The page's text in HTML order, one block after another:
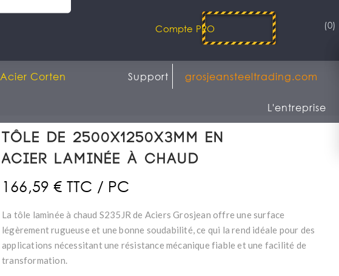
Compte PRO (0)
Acier Corten grosjeansteeltrading.com
Support
L'entreprise
Tôle de 2500x1250x3mm en
acier laminée à chaud
166,59 € TTC / PC
La tôle laminée à chaud S235JR de Aciers Grosjean offre une surface
légèrement rugueuse et une bonne soudabilité, ce qui la rend idéale pour des
applications nécessitant une résistance mécanique fiable et une facilité de
transformation.